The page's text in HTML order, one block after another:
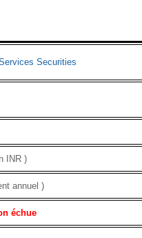
Securities
INR )
annuel )
échue